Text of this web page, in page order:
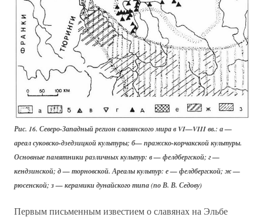
Рис. 16. Северо-Западный регион славянского мира в VI—VIII вв.: а —
ареал суковско-дзедзицкой культуры; б— пражско-корчакской культуры.
Основные памятники различных культур: в — фелдбергской; г —
кендзинской; д — торновской. Ареалы культур: е — фелдбергской; ж —
рюсенской; з — керамики дунайского типа (по В. В. Седову)
Первым письменным известием о славянах на Эльбе